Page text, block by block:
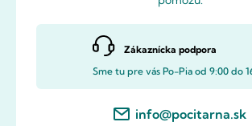
Zákaznícka podpora
Sme tu pre vás Po-Pia od 9:00 do
info@pocitarna.sk